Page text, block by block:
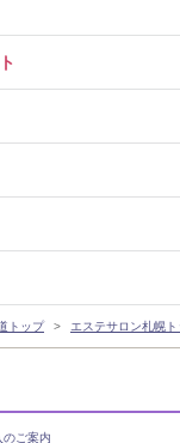
トップ エステサロン札幌ト
ご案内